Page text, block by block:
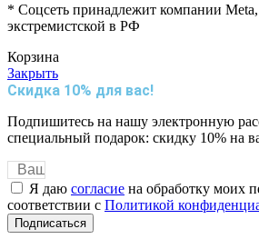
* Соцсеть принадлежит компании
экстремистской в РФ
Корзина
Закрыть
Скидка 10% для вас!
Подпишитесь на нашу электронную
специальный подарок: скидку 10% на
Я даю согласие на обработку моих
соответствии с Политикой
Подписаться